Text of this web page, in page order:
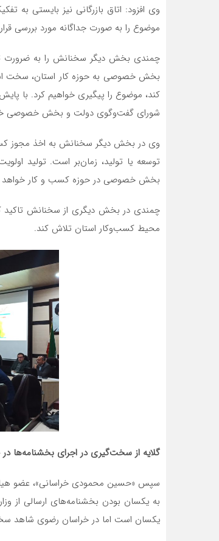
وی افزود: اتاق بازرگانی نیز بایستی
موضوع را به صورت جداگانه مورد بررسی
چمندی بخش دیگر سخنانش را به ضرورت
بخش خصوصی به حوزه کار استان، سخت
کند، موضوع را پیگیری خواهیم کرد. با
شورای گفت‌وگوی دولت و بخش خصوصی
وی در بخش دیگر سخنانش به اخذ مجوز
توسعه یا تولید، زمان‌بر است. تولید
بخش خصوصی در حوزه کسب و کار
چمندی در بخش دیگری از سخنانش تاکید
محیط کسب‌وکار استان تلاش کند.
گلایه از سخت‌گیری در اجرای بخشنامه‌ها
سپس «حسین محمودی خراسانی»، عضو هیات
به یکسان بودن بخشنامه‌های ارسالی از
یکسان است اما در خراسان رضوی شاهد